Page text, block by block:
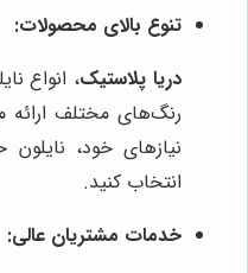
تنوع بالای محصولات:
دریا پلاستیک، انواع
رنگ‌های مختلف ارائه
نیازهای خود، نایلون
انتخاب کنید.
خدمات مشتریان عالی: